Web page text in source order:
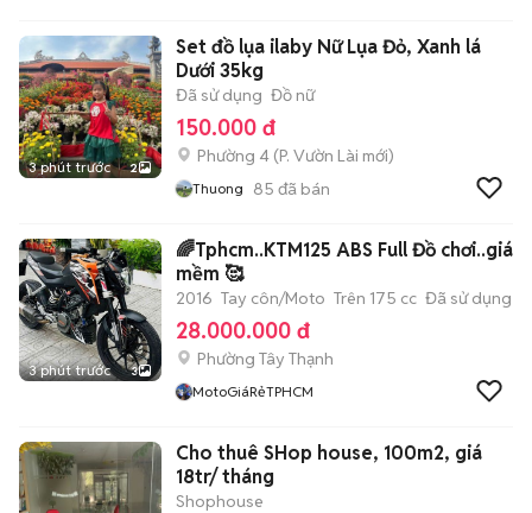
3 phút trước 2
Set đồ lụa ilaby Nữ Lụa Đỏ, Xanh lá
Dưới 35kg
Đã sử dụng Đồ nữ
150.000 đ
Phường 4 (P. Vườn Lài mới)
Thuong 85 đã bán
3 phút trước 3
🌈Tphcm..KTM125 ABS Full Đồ chơi..giá
mềm 🥰
2016 Tay côn/Moto Trên 175 cc Đã sử dụng
28.000.000 đ
Phường Tây Thạnh
MotoGiáRẻTPHCM
Cho thuê SHop house, 100m2, giá
18tr/ tháng
Shophouse